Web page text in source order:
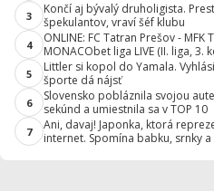
3
Končí aj bývalý druholigista.
špekulantov, vraví šéf klubu
4
ONLINE: FC Tatran Prešov -
MONACObet liga LIVE (II. liga, 3.
5
Littler si kopol do Yamala.
športe dá nájsť
6
Slovensko pobláznila svojou
sekúnd a umiestnila sa v TOP 10
7
Ani, davaj! Japonka, ktorá
internet. Spomína babku, srnky a